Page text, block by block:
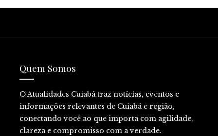
Quem Somos
O Atualidades Cuiabá traz notícias, eventos e
informações relevantes de Cuiabá e região,
conectando você ao que importa com agilidade,
clareza e compromisso com a verdade.